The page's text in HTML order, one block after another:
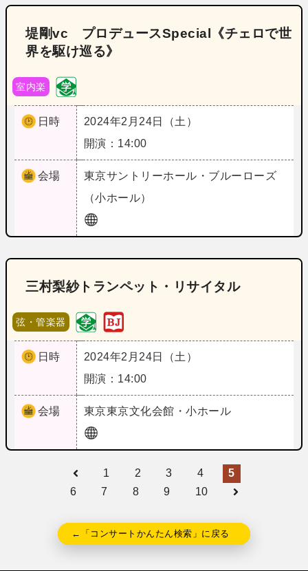
堤剛vc プロデュースSpecial《チェロで世
界を駆け巡る》
室内楽
日時
2024年2月24日（土）
開演：14:00
会場 東京サントリーホール・ブルーローズ
（小ホール）
三村梨紗トランペット・リサイタル
弦・管楽器
日時
2024年2月24日（土）
開演：14:00
会場 東京東京文化会館・小ホール
1 2 3 4
5
6
7 8 9 10
←「コンサートかんたん検索」に戻る